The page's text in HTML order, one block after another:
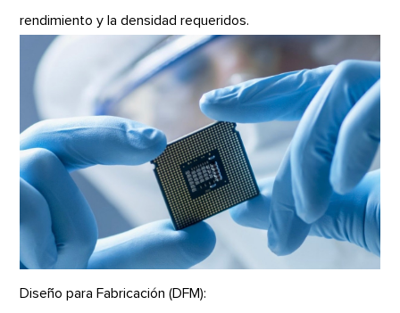
rendimiento y la densidad requeridos.
Diseño para Fabricación (DFM):